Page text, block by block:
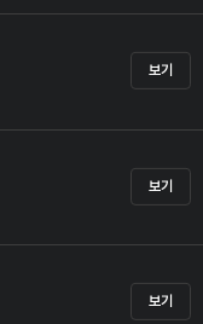
보기
보기
보기